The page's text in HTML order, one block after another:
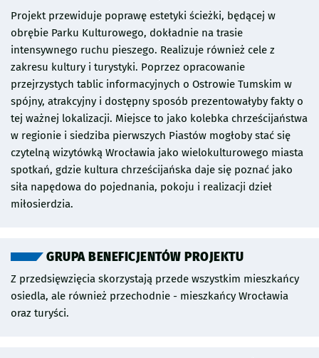
etapie opracowania dokumentacji projektowej konieczne
będzie uzyskanie zaleceń/postanowień/decyzji
konserwatorskich Dolnośląskiego Wojewódzkiego
Konserwatora Zabytków, których treść może mieć istotny
wpływ na ostateczny kształt projektu. Projekty o zbliżonym
według Urzędu Miejskiego Wrocławia zakresie: 148 i 149.
miłosierdzie. Wybrane z nich powiązane będą z konkretnym
wydarzeniem historycznymi czy dorobkiem kultury
chrześcijańskiej.
Projekt przewiduje poprawę estetyki ścieżki, będącej w
obrębie Parku Kulturowego, dokładnie na trasie
intensywnego ruchu pieszego. Realizuje również cele z
zakresu kultury i turystyki. Poprzez opracowanie
przejrzystych tablic informacyjnych o Ostrowie Tumskim w
spójny, atrakcyjny i dostępny sposób prezentowałyby fakty o
tej ważnej lokalizacji. Miejsce to jako kolebka chrześcijaństwa
w regionie i siedziba pierwszych Piastów mogłoby stać się
czytelną wizytówką Wrocławia jako wielokulturowego miasta
spotkań, gdzie kultura chrześcijańska daje się poznać jako
siła napędowa do pojednania, pokoju i realizacji dzieł
miłosierdzia.
GRUPA BENEFICJENTÓW PROJEKTU
Z przedsięwzięcia skorzystają przede wszystkim mieszkańcy
osiedla, ale również przechodnie - mieszkańcy Wrocławia
oraz turyści.